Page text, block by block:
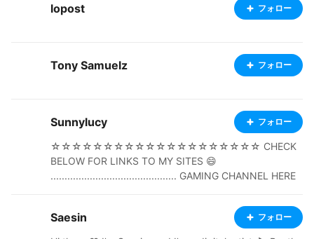
lopost フォロー
Tony Samuelz フォロー
Sunnylucy フォロー
☆☆☆☆☆☆☆☆☆☆☆☆☆☆☆☆☆☆☆☆ CHECK
BELOW FOR LINKS TO MY SITES 😄
............................................. GAMING CHANNEL HERE
lfWqubyA ANIMATION CHANNEL https://www.youtub
e.com/c/Sunnylucy ☆☆☆☆☆☆☆☆☆☆☆☆☆☆☆
☆ PLEASE REMEMBER TO LIKE AND SUBSCRIBE AND
Saesin フォロー